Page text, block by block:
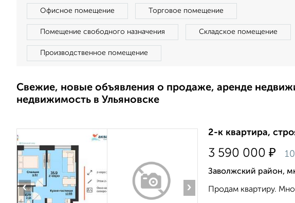
Офисное помещение Торговое помещение
Помещение свободного назначения Складское помещение
Производственное помещение
Свежие, новые объявления о продаже, аренде
недвижимость в Ульяновске
‹ ›
2-к квартира,
3 590 000 ₽
Заволжский район,
Продам квартиру.